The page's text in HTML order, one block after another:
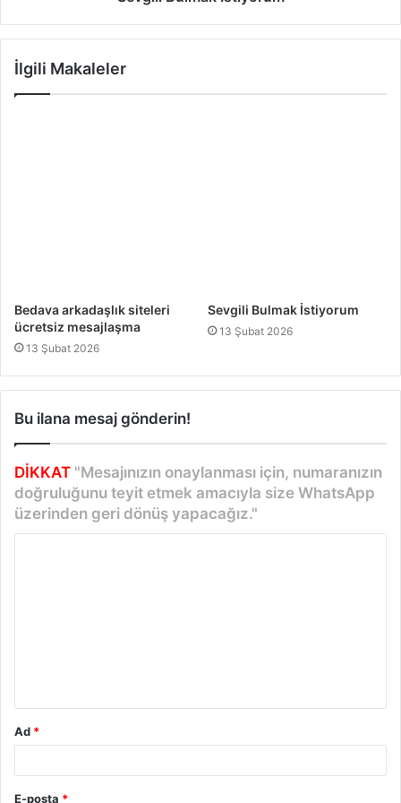
İlgili Makaleler
Bedava arkadaşlık siteleri
ücretsiz mesajlaşma
13 Şubat 2026
Sevgili Bulmak İstiyorum
13 Şubat 2026
Bu ilana mesaj gönderin!
DİKKAT "Mesajınızın onaylanması için, numaranızın
doğruluğunu teyit etmek amacıyla size WhatsApp
üzerinden geri dönüş yapacağız."
Ad *
E-posta *